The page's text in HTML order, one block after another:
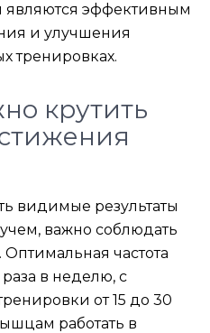
являются эффективным
и улучшения
тренировках.
крутить
видимые результаты
важно соблюдать
Оптимальная частота
раза в неделю, с
от 15 до 30
работать в